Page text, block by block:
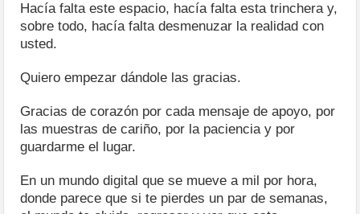
Hacía falta este espacio, hacía falta esta trinchera y,
sobre todo, hacía falta desmenuzar la realidad con
usted.
Quiero empezar dándole las gracias.
Gracias de corazón por cada mensaje de apoyo, por
las muestras de cariño, por la paciencia y por
guardarme el lugar.
En un mundo digital que se mueve a mil por hora,
donde parece que si te pierdes un par de semanas,